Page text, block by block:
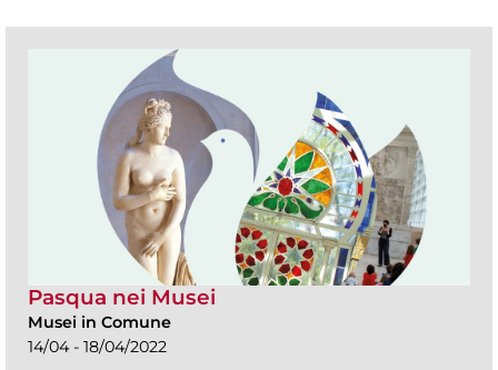
Pasqua nei Musei
Musei in Comune
14/04 - 18/04/2022